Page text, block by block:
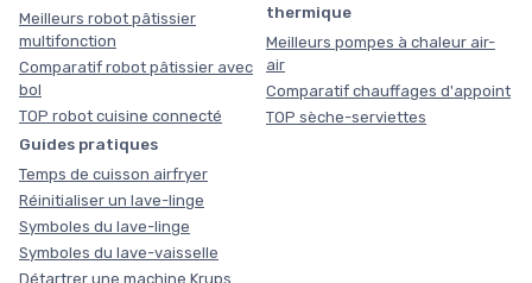
Meilleurs robot pâtissier
multifonction
Comparatif robot pâtissier avec
bol
TOP robot cuisine connecté
thermique
Meilleurs pompes à chaleur air-
air
Comparatif chauffages d'appoint
TOP sèche-serviettes
Guides pratiques
Temps de cuisson airfryer
Réinitialiser un lave-linge
Symboles du lave-linge
Symboles du lave-vaisselle
Détartrer une machine Krups